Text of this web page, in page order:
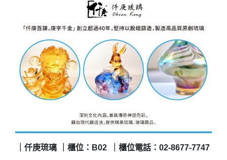
｜仟庚琉璃 ｜櫃位：B02 ｜櫃位電話：02-8677-7747